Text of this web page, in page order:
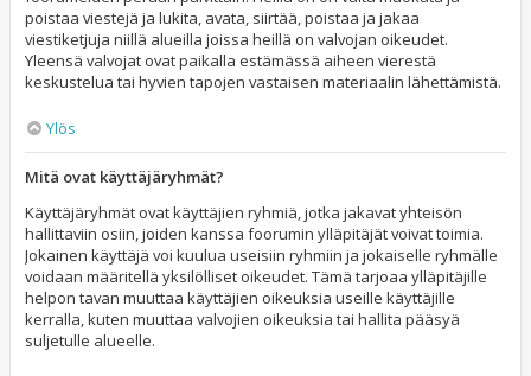
poistaa viestejä ja lukita, avata, siirtää, poistaa ja jakaa
viestiketjuja niillä alueilla joissa heillä on valvojan oikeudet.
Yleensä valvojat ovat paikalla estämässä aiheen vierestä
keskustelua tai hyvien tapojen vastaisen materiaalin lähettämistä.
Ylös
Mitä ovat käyttäjäryhmät?
Käyttäjäryhmät ovat käyttäjien ryhmiä, jotka jakavat yhteisön
hallittaviin osiin, joiden kanssa foorumin ylläpitäjät voivat toimia.
Jokainen käyttäjä voi kuulua useisiin ryhmiin ja jokaiselle ryhmälle
voidaan määritellä yksilölliset oikeudet. Tämä tarjoaa ylläpitäjille
helpon tavan muuttaa käyttäjien oikeuksia useille käyttäjille
kerralla, kuten muuttaa valvojien oikeuksia tai hallita pääsyä
suljetulle alueelle.